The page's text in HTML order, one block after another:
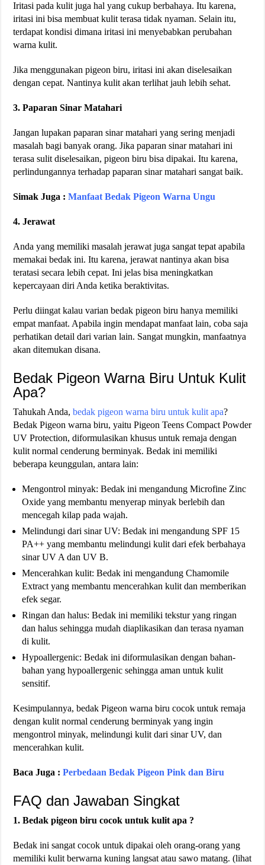
Iritasi pada kulit juga hal yang cukup berbahaya. Itu karena,
iritasi ini bisa membuat kulit terasa tidak nyaman. Selain itu,
terdapat kondisi dimana iritasi ini menyebabkan perubahan
warna kulit.
Jika menggunakan pigeon biru, iritasi ini akan diselesaikan
dengan cepat. Nantinya kulit akan terlihat jauh lebih sehat.
3. Paparan Sinar Matahari
Jangan lupakan paparan sinar matahari yang sering menjadi
masalah bagi banyak orang. Jika paparan sinar matahari ini
terasa sulit diselesaikan, pigeon biru bisa dipakai. Itu karena,
perlindungannya terhadap paparan sinar matahari sangat baik.
Simak Juga :Manfaat Bedak Pigeon Warna Ungu
4. Jerawat
Anda yang memiliki masalah jerawat juga sangat tepat apabila
memakai bedak ini. Itu karena, jerawat nantinya akan bisa
teratasi secara lebih cepat. Ini jelas bisa meningkatkan
kepercayaan diri Anda ketika beraktivitas.
Perlu diingat kalau varian bedak pigeon biru hanya memiliki
empat manfaat. Apabila ingin mendapat manfaat lain, coba saja
perhatikan detail dari varian lain. Sangat mungkin, manfaatnya
akan ditemukan disana.
Bedak Pigeon Warna Biru Untuk Kulit
Apa?
Tahukah Anda,bedak pigeon warna biru untuk kulit apa?
Bedak Pigeon warna biru, yaitu Pigeon Teens Compact Powder
UV Protection, diformulasikan khusus untuk remaja dengan
kulit normal cenderung berminyak. Bedak ini memiliki
beberapa keunggulan, antara lain:
Mengontrol minyak: Bedak ini mengandung Microfine Zinc
Oxide yang membantu menyerap minyak berlebih dan
mencegah kilap pada wajah.
Melindungi dari sinar UV: Bedak ini mengandung SPF 15
PA++ yang membantu melindungi kulit dari efek berbahaya
sinar UV A dan UV B.
Mencerahkan kulit: Bedak ini mengandung Chamomile
Extract yang membantu mencerahkan kulit dan memberikan
efek segar.
Ringan dan halus: Bedak ini memiliki tekstur yang ringan
dan halus sehingga mudah diaplikasikan dan terasa nyaman
di kulit.
Hypoallergenic: Bedak ini diformulasikan dengan bahan-
bahan yang hypoallergenic sehingga aman untuk kulit
sensitif.
Kesimpulannya, bedak Pigeon warna biru cocok untuk remaja
dengan kulit normal cenderung berminyak yang ingin
mengontrol minyak, melindungi kulit dari sinar UV, dan
mencerahkan kulit.
Baca Juga :Perbedaan Bedak Pigeon Pink dan Biru
FAQ dan Jawaban Singkat
1. Bedak pigeon biru cocok untuk kulit apa ?
Bedak ini sangat cocok untuk dipakai oleh orang-orang yang
memiliki kulit berwarna kuning langsat atau sawo matang. (lihat